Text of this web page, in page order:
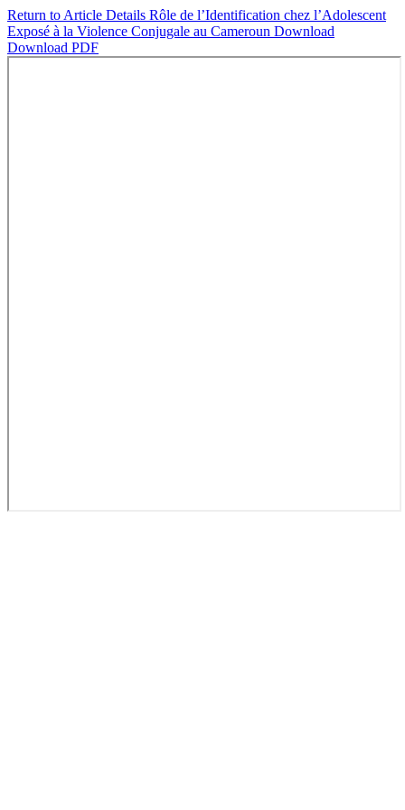
Return to Article Details Rôle de l’Identification chez l’Adolescent
Exposé à la Violence Conjugale au Cameroun Download
Download PDF